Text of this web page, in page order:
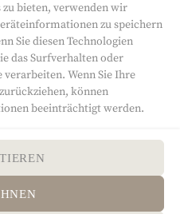
bieten, verwenden wir
zu speichern
Sie diesen Technologien
das Surfverhalten oder
verarbeiten. Wenn Sie Ihre
können
beeinträchtigt werden.